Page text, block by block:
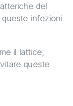
del
infezioni
il lattice,
queste